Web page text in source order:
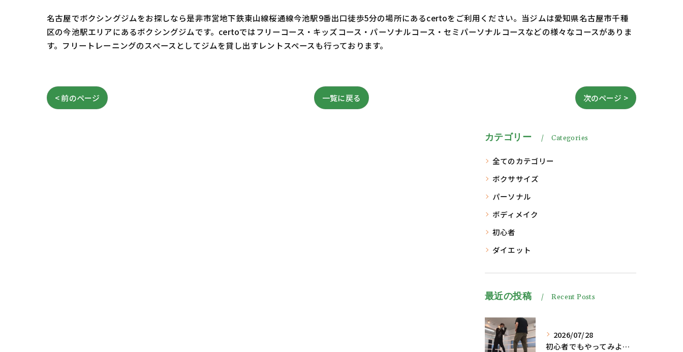
名古屋でボクシングジムをお探しなら是非市営地下鉄東山線桜通線今池駅9番出口徒歩5分の場所にあるcertoをご利用ください。当ジムは愛知県名古屋市千種
区の今池駅エリアにあるボクシングジムです。certoではフリーコース・キッズコース・パーソナルコース・セミパーソナルコースなどの様々なコースがありま
す。フリートレーニングのスペースとしてジムを貸し出すレントスペースも行っております。
< 前のページ 一覧に戻る 次のページ >
カテゴリー Categories
全てのカテゴリー
ボクササイズ
パーソナル
ボディメイク
初心者
ダイエット
最近の投稿 Recent Posts
2026/07/28
初心者でもやってみよう、格闘技でダイエット脂肪燃焼🔥